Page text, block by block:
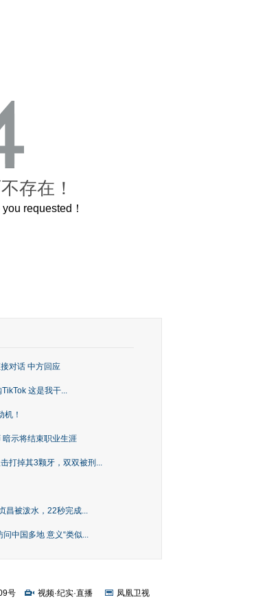
存在！
requested！
对话 中方回应
这是我干...
机！
示将结束职业生涯
打掉其3颗牙，双双被刑...
昌被泼水，22秒完成...
中国多地 意义“类似...
号 视频·纪实·直播
凤凰卫视